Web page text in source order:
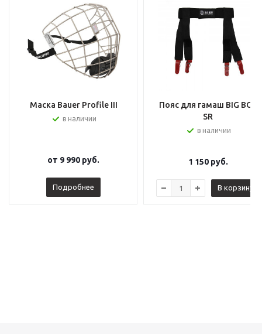
Маска Bauer Profile III
в наличии
от 9 990 руб.
Подробнее
Пояс для гамаш BIG BOY
SR
в наличии
1 150руб.
В корзину